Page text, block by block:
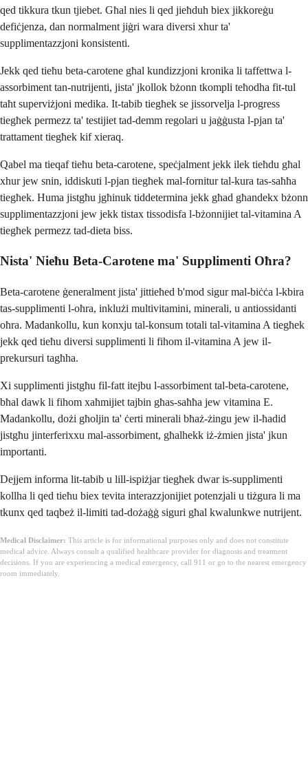
qed tikkura tkun tjiebet. Għal nies li qed jieħduh biex jikkoreġu
defiċjenza, dan normalment jiġri wara diversi xhur ta'
supplimentazzjoni konsistenti.
Jekk qed tieħu beta-carotene għal kundizzjoni kronika li taffettwa l-
assorbiment tan-nutrijenti, jista' jkollok bżonn tkompli teħodha fit-tul
taħt superviżjoni medika. It-tabib tiegħek se jissorvelja l-progress
tiegħek permezz ta' testijiet tad-demm regolari u jaġġusta l-pjan ta'
trattament tiegħek kif xieraq.
Qabel ma tieqaf tieħu beta-carotene, speċjalment jekk ilek tieħdu għal
xhur jew snin, iddiskuti l-pjan tiegħek mal-fornitur tal-kura tas-saħħa
tiegħek. Huma jistgħu jgħinuk tiddetermina jekk għad għandekx bżonn
supplimentazzjoni jew jekk tistax tissodisfa l-bżonnijiet tal-vitamina A
tiegħek permezz tad-dieta biss.
Nista' Nieħu Beta-Carotene ma' Supplimenti Oħra?
Beta-carotene ġeneralment jista' jittieħed b'mod sigur mal-biċċa l-kbira
tas-supplimenti l-oħra, inklużi multivitamini, minerali, u antiossidanti
oħra. Madankollu, kun konxju tal-konsum totali tal-vitamina A tiegħek
jekk qed tieħu diversi supplimenti li fihom il-vitamina A jew il-
prekursuri tagħha.
Xi supplimenti jistgħu fil-fatt itejbu l-assorbiment tal-beta-carotene,
bħal dawk li fihom xaħmijiet tajbin għas-saħħa jew vitamina E.
Madankollu, dożi għoljin ta' ċerti minerali bħaż-żingu jew il-ħadid
jistgħu jinterferixxu mal-assorbiment, għalhekk iż-żmien jista' jkun
importanti.
Dejjem informa lit-tabib u lill-ispiżjar tiegħek dwar is-supplimenti
kollha li qed tieħu biex tevita interazzjonijiet potenzjali u tiżgura li ma
tkunx qed taqbeż il-limiti tad-dożaġġ siguri għal kwalunkwe nutrijent.
Medical Disclaimer: This article is for informational purposes only and does not constitute
medical advice. Always consult a qualified healthcare provider for diagnosis and treatment
decisions. If you are experiencing a medical emergency, call 911 or go to the nearest emergency
room immediately.